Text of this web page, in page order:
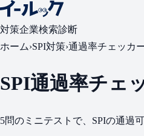
対策企業検索診断
ホーム›SPI対策›通過率チェッカ
SPI通過率チェ
5問のミニテストで、SPIの通過